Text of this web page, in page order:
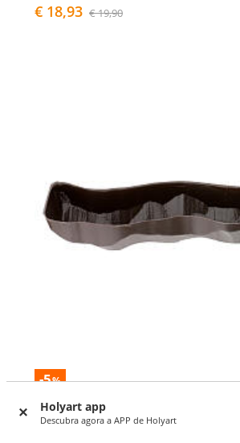
Holyart app
Descubra agora a APP de Holyart
€ 18,93 € 19,90
-5%
Curso de água para presépio castanho